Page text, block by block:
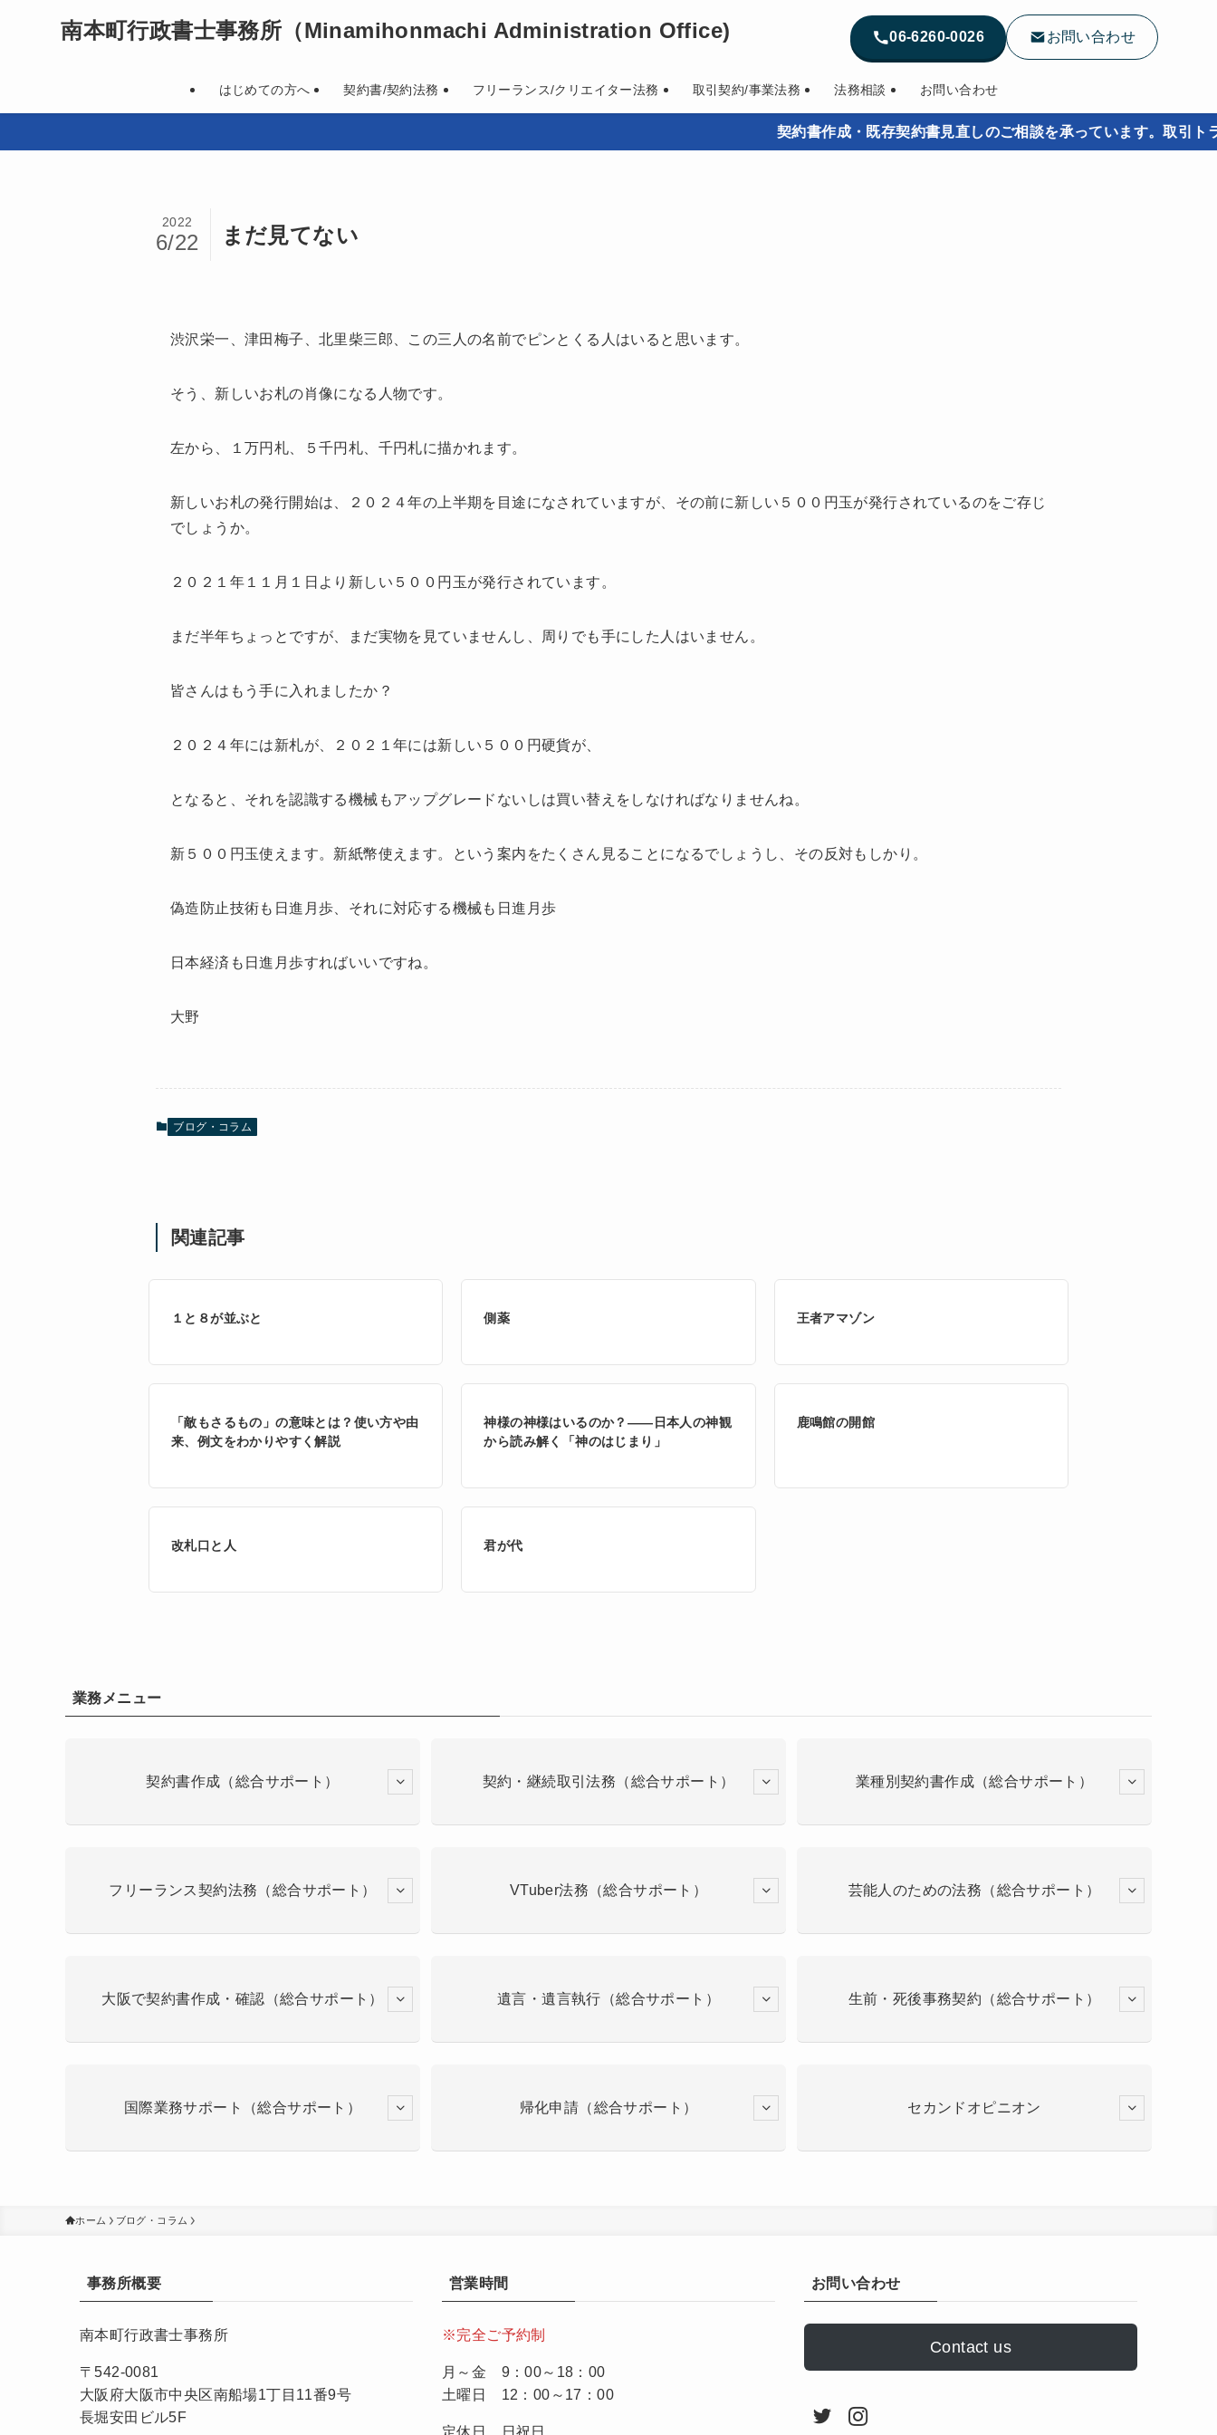
南本町行政書士事務所 （Minamihonmachi Administration Office)
はじめての方へ 契約書/契約法務 フリーランス/クリエイター法務 取引契約/事業法務 法務相談 お問い合わせ
06-6260-0026 お問い合わせ
契約書作成・既存契約書見直しのご相談を承っています。取引トラブ
まだ見てない
2022
6/22
渋沢栄一、津田梅子、北里柴三郎、この三人の名前でピンとくる人はいると思います。
そう、新しいお札の肖像になる人物です。
左から、１万円札、５千円札、千円札に描かれます。
新しいお札の発行開始は、２０２４年の上半期を目途になされていますが、その前に新しい５００円玉が発行されているのをご存じ
でしょうか。
２０２１年１１月１日より新しい５００円玉が発行されています。
まだ半年ちょっとですが、まだ実物を見ていませんし、周りでも手にした人はいません。
皆さんはもう手に入れましたか？
２０２４年には新札が、２０２１年には新しい５００円硬貨が、
となると、それを認識する機械もアップグレードないしは買い替えをしなければなりませんね。
新５００円玉使えます。新紙幣使えます。という案内をたくさん見ることになるでしょうし、その反対もしかり。
偽造防止技術も日進月歩、それに対応する機械も日進月歩
日本経済も日進月歩すればいいですね。
大野
ブログ・コラム
関連記事
１と８が並ぶと 側薬 王者アマゾン
「敵もさるもの」の意味とは？使い方や由
来、例文をわかりやすく解説
神様の神様はいるのか？――日本人の神観
から読み解く「神のはじまり」
鹿鳴館の開館
改札口と人 君が代
業務メニュー
契約書作成（総合サポート） 契約・継続取引法務（総合サポート） 業種別契約書作成（総合サポート）
フリーランス契約法務（総合サポート） VTuber法務（総合サポート） 芸能人のための法務（総合サポート）
大阪で契約書作成・確認（総合サポート） 遺言・遺言執行（総合サポート） 生前・死後事務契約（総合サポート）
国際業務サポート（総合サポート） 帰化申請（総合サポート） セカンドオピニオン
ホーム ブログ・コラム
事務所概要
南本町行政書士事務所
〒542-0081
大阪府大阪市中央区南船場1丁目11番9号
長堀安田ビル5F
営業時間
※完全ご予約制
月～金 9：00～18：00
土曜日 12：00～17：00
定休日 日祝日
お問い合わせ
Contact us